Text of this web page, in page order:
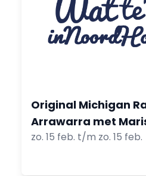
Original Michigan
Arrawarra met
zo. 15 feb. t/m zo. 15 feb.